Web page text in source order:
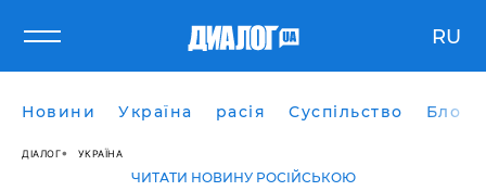
RU
Новини Україна расія Суспільство Блоги
ДІАЛОГ УКРАЇНА
ЧИТАТИ НОВИНУ РОСІЙСЬКОЮ